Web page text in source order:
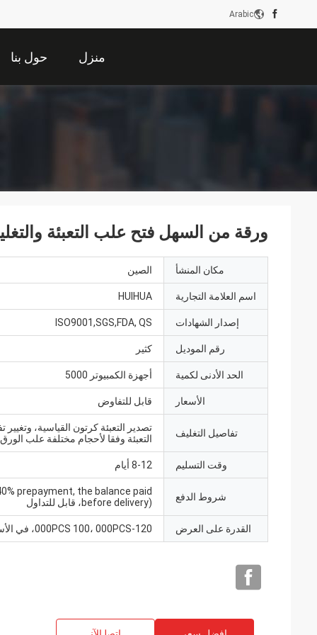
Arabic
منزل حول بنا
ورقة من السهل فتح علب التعبئة
مكان المنشأ الصين
اسم العلامة التجارية HUIHUA
إصدار الشهادات ISO9001,SGS,FDA, QS
رقم الموديل كثير
الحد الأدنى لكمية أجهزة الكمبيوتر 5000
الأسعار قابل للتفاوض
تفاصيل التغليف
تصدير التعبئة كرتون القياسية، وتغيير
التعبئة وفقا لأحجام مختلفة علب الورق
وقت التسليم 8-12 أيام
شروط الدفع
prepayment, the balance paid
before delivery)، قابل للتداول
القدرة على العرض 000PCS 100، 000PCS-120، في الأسبوع